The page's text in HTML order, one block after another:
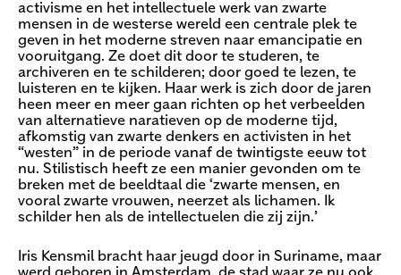
activisme en het intellectuele werk van zwarte
mensen in de westerse wereld een centrale plek te
geven in het moderne streven naar emancipatie en
vooruitgang. Ze doet dit door te studeren, te
archiveren en te schilderen; door goed te lezen, te
luisteren en te kijken. Haar werk is zich door de jaren
heen meer en meer gaan richten op het verbeelden
van alternatieve naratieven op de moderne tijd,
afkomstig van zwarte denkers en activisten in het
“westen” in de periode vanaf de twintigste eeuw tot
nu. Stilistisch heeft ze een manier gevonden om te
breken met de beeldtaal die ‘zwarte mensen, en
vooral zwarte vrouwen, neerzet als lichamen. Ik
schilder hen als de intellectuelen die zij zijn.’
Iris Kensmil bracht haar jeugd door in Suriname, maar